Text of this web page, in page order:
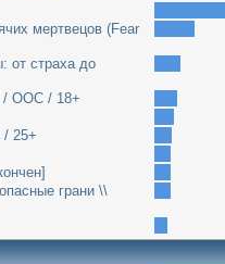
мертвецов (Fear
от страха до
/ ООС / 18+
25+
грани \\